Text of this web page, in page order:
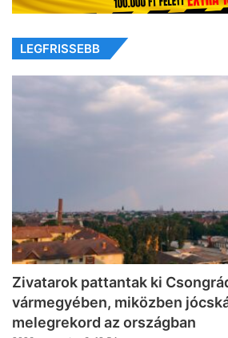
LEGFRISSEBB
Zivatarok pattantak ki
vármegyében, miközben
melegrekord az országban